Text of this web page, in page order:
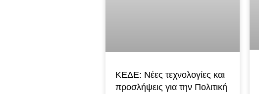
ΚΕΔΕ: Νέες τεχνολογίες και
προσλήψεις για την Πολιτική